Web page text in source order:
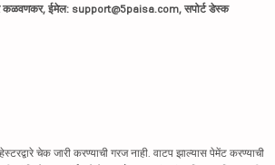
कळवणकर, ईमेल: support@5paisa.com, सपोर्ट डेस्क
चेक जारी करण्याची गरज नाही. वाटप झाल्यास पेमेंट करण्याची